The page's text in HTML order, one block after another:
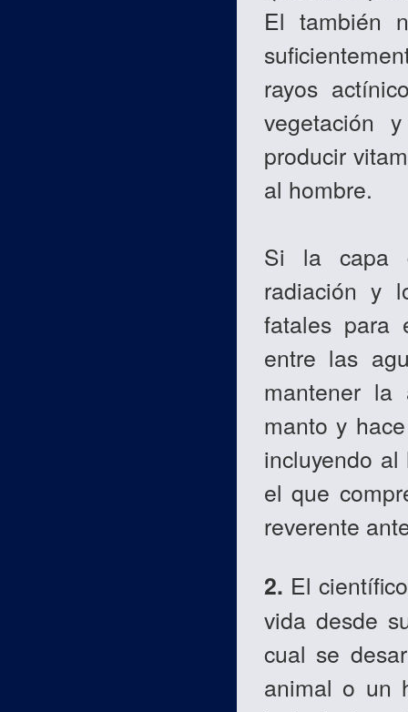
El también
rayos
vegetación
producir
al hombre.
Si la capa
radiación y
fatales para
entre las
mantener
manto y
incluyendo
el que
reverente
2. El
vida desde
cual se
animal o un